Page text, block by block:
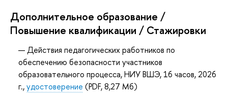
Дополнительное образование /
Повышение квалификации / Стажировки
Действия педагогических работников по
обеспечению безопасности участников
образовательного процесса, НИУ ВШЭ, 16 часов, 2026
г.,удостоверение (PDF, 8,27 Мб)